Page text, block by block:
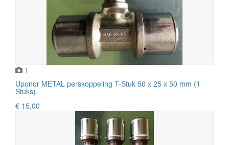
1
Uponor METAL perskoppeling T-Stuk 50 x 25 x 50 mm (1
Stuks).
€ 15,00